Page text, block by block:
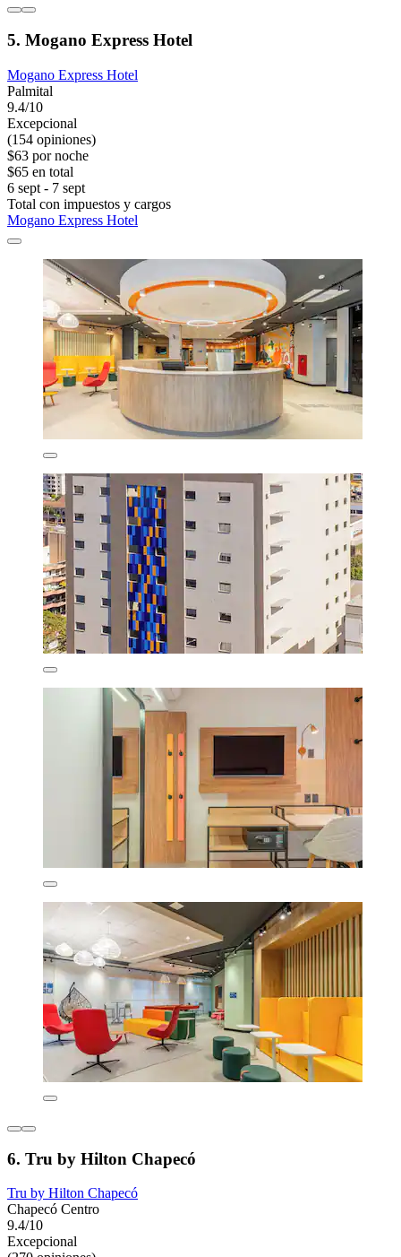
5. Mogano Express Hotel
Mogano Express Hotel
Palmital
9.4/10
Excepcional
(154 opiniones)
$63 por noche
$65 en total
6 sept - 7 sept
Total con impuestos y cargos
Mogano Express Hotel
6. Tru by Hilton Chapecó
Tru by Hilton Chapecó
Chapecó Centro
9.4/10
Excepcional